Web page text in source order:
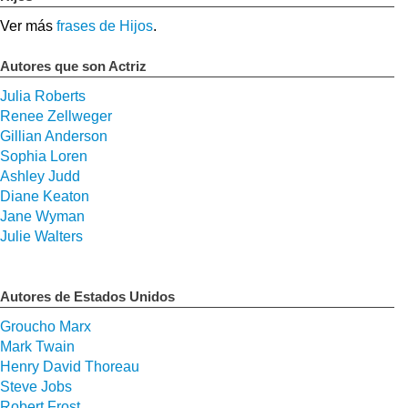
Ver más frases de Hijos.
Autores que son Actriz
Julia Roberts
Renee Zellweger
Gillian Anderson
Sophia Loren
Ashley Judd
Diane Keaton
Jane Wyman
Julie Walters
Autores de Estados Unidos
Groucho Marx
Mark Twain
Henry David Thoreau
Steve Jobs